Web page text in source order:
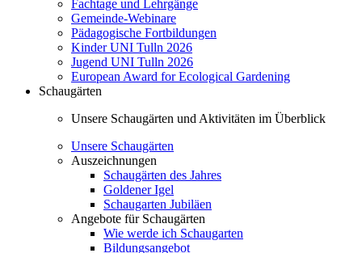
Fachtage und Lehrgänge
Gemeinde-Webinare
Pädagogische Fortbildungen
Kinder UNI Tulln 2026
Jugend UNI Tulln 2026
European Award for Ecological Gardening
Schaugärten
Unsere Schaugärten und Aktivitäten im Überblick
Unsere Schaugärten
Auszeichnungen
Schaugärten des Jahres
Goldener Igel
Schaugarten Jubiläen
Angebote für Schaugärten
Wie werde ich Schaugarten
Bildungsangebot